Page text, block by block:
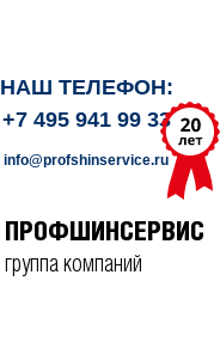
НАШ ТЕЛЕФОН:
+7 495 941 99 33
info@profshinservice.ru
ПРОФШИНСЕРВИС
группа компаний